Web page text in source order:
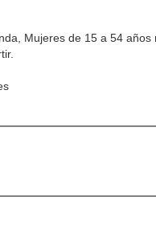
Mujeres de 15 a 54